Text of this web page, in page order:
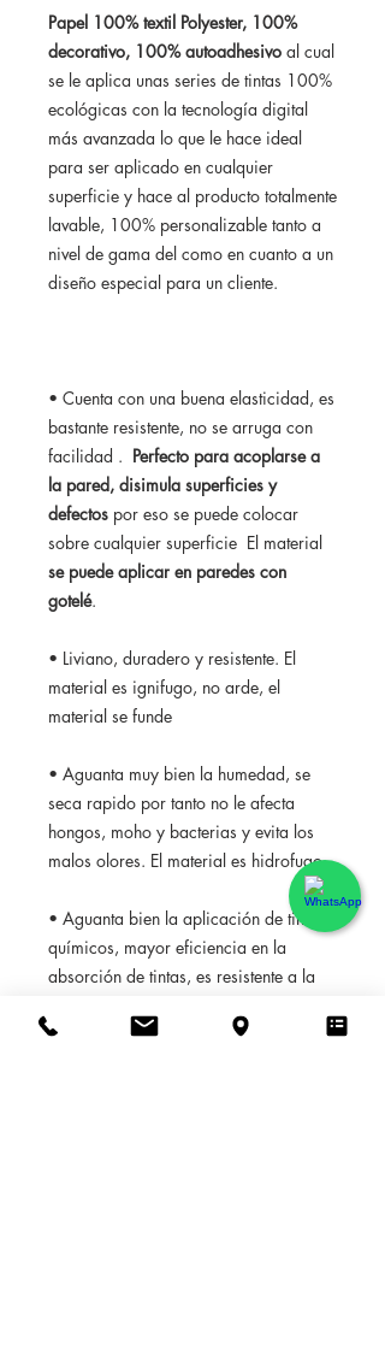
Papel 100% textil Polyester, 100%
decorativo, 100% autoadhesivo al cual
se le aplica unas series de tintas 100%
ecológicas con la tecnología digital
más avanzada lo que le hace ideal
para ser aplicado en cualquier
superficie y hace al producto totalmente
lavable, 100% personalizable tanto a
nivel de gama del como en cuanto a un
diseño especial para un cliente.
• Cuenta con una buena elasticidad, es
bastante resistente, no se arruga con
facilidad . Perfecto para acoplarse a
la pared, disimula superficies y
defectos por eso se puede colocar
sobre cualquier superficie El material
se puede aplicar en paredes con
gotelé.
• Liviano, duradero y resistente. El
material es ignifugo, no arde, el
material se funde
• Aguanta muy bien la humedad, se
seca rapido por tanto no le afecta
hongos, moho y bacterias y evita los
malos olores. El material es hidrofugo
• Aguanta bien la aplicación de tintes
químicos, mayor eficiencia en la
absorción de tintas, es resistente a la
El material se limpia con facilidad.